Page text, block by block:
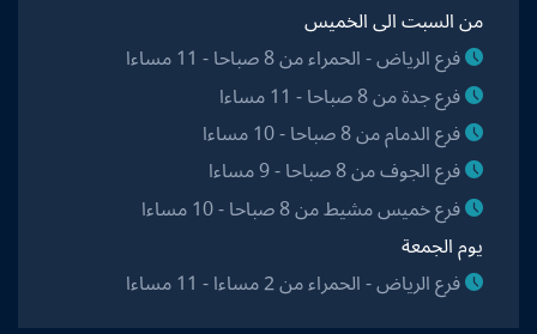
من السبت الى الخميس
فرع الرياض - الحمراء من 8 صباحا - 11 مساءا
فرع جدة من 8 صباحا - 11 مساءا
فرع الدمام من 8 صباحا - 10 مساءا
فرع الجوف من 8 صباحا - 9 مساءا
فرع خميس مشيط من 8 صباحا - 10 مساءا
يوم الجمعة
فرع الرياض - الحمراء من 2 مساءا - 11 مساءا